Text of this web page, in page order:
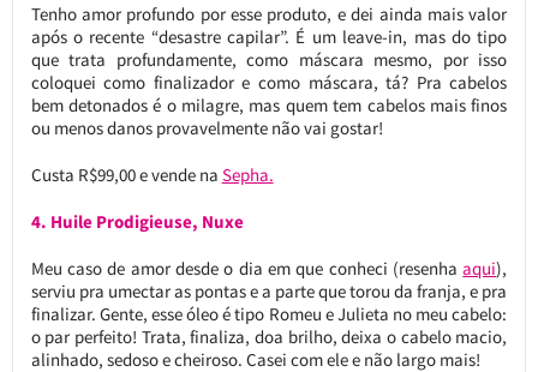
Tenho amor profundo por esse produto, e dei ainda mais valor
após o recente “desastre capilar”. É um leave-in, mas do tipo
que trata profundamente, como máscara mesmo, por isso
coloquei como finalizador e como máscara, tá? Pra cabelos
bem detonados é o milagre, mas quem tem cabelos mais finos
ou menos danos provavelmente não vai gostar!
Custa R$99,00 e vende na Sepha.
4. Huile Prodigieuse, Nuxe
Meu caso de amor desde o dia em que conheci (resenhaaqui),
serviu pra umectar as pontas e a parte que torou da franja, e pra
finalizar. Gente, esse óleo é tipo Romeu e Julieta no meu cabelo:
o par perfeito! Trata, finaliza, doa brilho, deixa o cabelo macio,
alinhado, sedoso e cheiroso. Casei com ele e não largo mais!